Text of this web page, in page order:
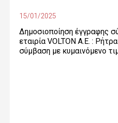
15/01/2025
Δημοσιοποίηση έγγραφης
εταιρία VOLTON Α.Ε. :
σύμβαση με κυμαινόμενο